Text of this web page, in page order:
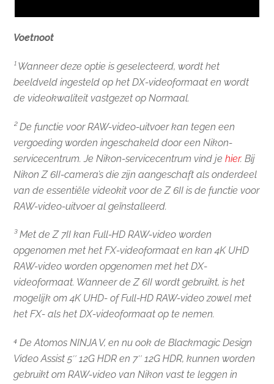
Voetnoot
¹ Wanneer deze optie is geselecteerd, wordt het
beeldveld ingesteld op het DX-videoformaat en wordt
de videokwaliteit vastgezet op Normaal.
² De functie voor RAW-video-uitvoer kan tegen een
vergoeding worden ingeschakeld door een Nikon-
servicecentrum. Je Nikon-servicecentrum vind jehier. Bij
Nikon Z 6II-camera’s die zijn aangeschaft als onderdeel
van de essentiële videokit voor de Z 6II is de functie voor
RAW-video-uitvoer al geïnstalleerd.
³ Met de Z 7II kan Full-HD RAW-video worden
opgenomen met het FX-videoformaat en kan 4K UHD
RAW-video worden opgenomen met het DX-
videoformaat. Wanneer de Z 6II wordt gebruikt, is het
mogelijk om 4K UHD- of Full-HD RAW-video zowel met
het FX- als het DX-videoformaat op te nemen.
⁴ De Atomos NINJA V, en nu ook de Blackmagic Design
Video Assist 5″ 12G HDR en 7″ 12G HDR, kunnen worden
gebruikt om RAW-video van Nikon vast te leggen in